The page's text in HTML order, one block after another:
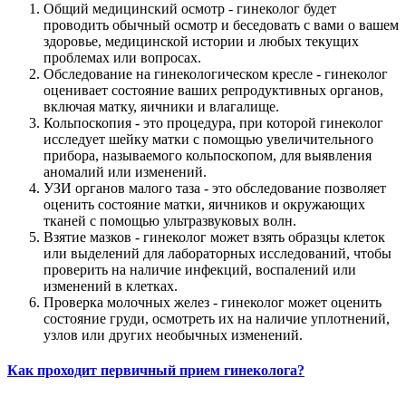
Общий медицинский осмотр - гинеколог будет
проводить обычный осмотр и беседовать с вами о вашем
здоровье, медицинской истории и любых текущих
проблемах или вопросах.
Обследование на гинекологическом кресле - гинеколог
оценивает состояние ваших репродуктивных органов,
включая матку, яичники и влагалище.
Кольпоскопия - это процедура, при которой гинеколог
исследует шейку матки с помощью увеличительного
прибора, называемого кольпоскопом, для выявления
аномалий или изменений.
УЗИ органов малого таза - это обследование позволяет
оценить состояние матки, яичников и окружающих
тканей с помощью ультразвуковых волн.
Взятие мазков - гинеколог может взять образцы клеток
или выделений для лабораторных исследований, чтобы
проверить на наличие инфекций, воспалений или
изменений в клетках.
Проверка молочных желез - гинеколог может оценить
состояние груди, осмотреть их на наличие уплотнений,
узлов или других необычных изменений.
Как проходит первичный прием гинеколога?